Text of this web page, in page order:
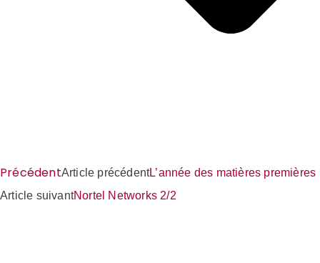
PrécédentArticle précédentL’année des matières premières
Article suivantNortel Networks 2/2